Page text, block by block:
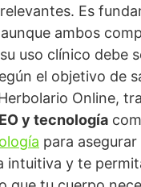
Es
ambos
uso clínico debe
el objetivo de
Online,
y tecnología
para
intuitiva y te